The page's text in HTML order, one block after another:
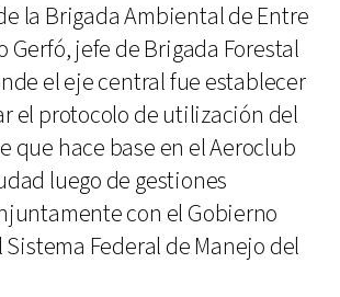
la Brigada Ambiental de Entre
Gerfó, jefe de Brigada Forestal
el eje central fue establecer
el protocolo de utilización del
que hace base en el Aeroclub
luego de gestiones
con el Gobierno
Federal de Manejo del